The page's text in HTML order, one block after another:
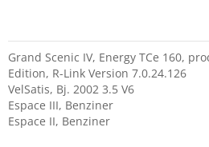
Grand Scenic IV, Energy TCe 160,
Edition, R-Link Version 7.0.24.126
VelSatis, Bj. 2002 3.5 V6
Espace III, Benziner
Espace II, Benziner